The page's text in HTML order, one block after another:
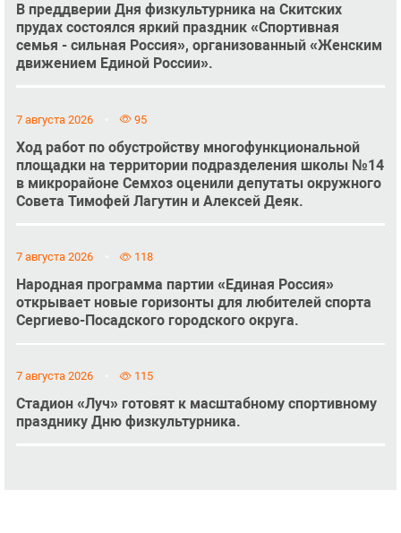
В преддверии Дня физкультурника на Скитских
прудах состоялся яркий праздник «Спортивная
семья - сильная Россия», организованный «Женским
движением Единой России».
7 августа 2026 95
Ход работ по обустройству многофункциональной
площадки на территории подразделения школы №14
в микрорайоне Семхоз оценили депутаты окружного
Совета Тимофей Лагутин и Алексей Деяк.
7 августа 2026 118
Народная программа партии «Единая Россия»
открывает новые горизонты для любителей спорта
Сергиево-Посадского городского округа.
7 августа 2026 115
Стадион «Луч» готовят к масштабному спортивному
празднику Дню физкультурника.